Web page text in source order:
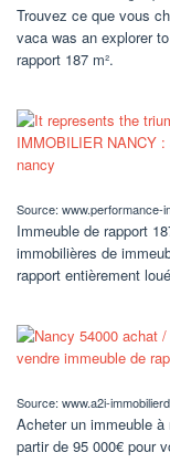
Trouvez ce que vous
vaca was an explorer
rapport 187 m².
Source: www.performance-
Immeuble de rapport
immobilières de
rapport entièrement
Source: www.a2i-
Acheter un immeuble
partir de 95 000€ pour